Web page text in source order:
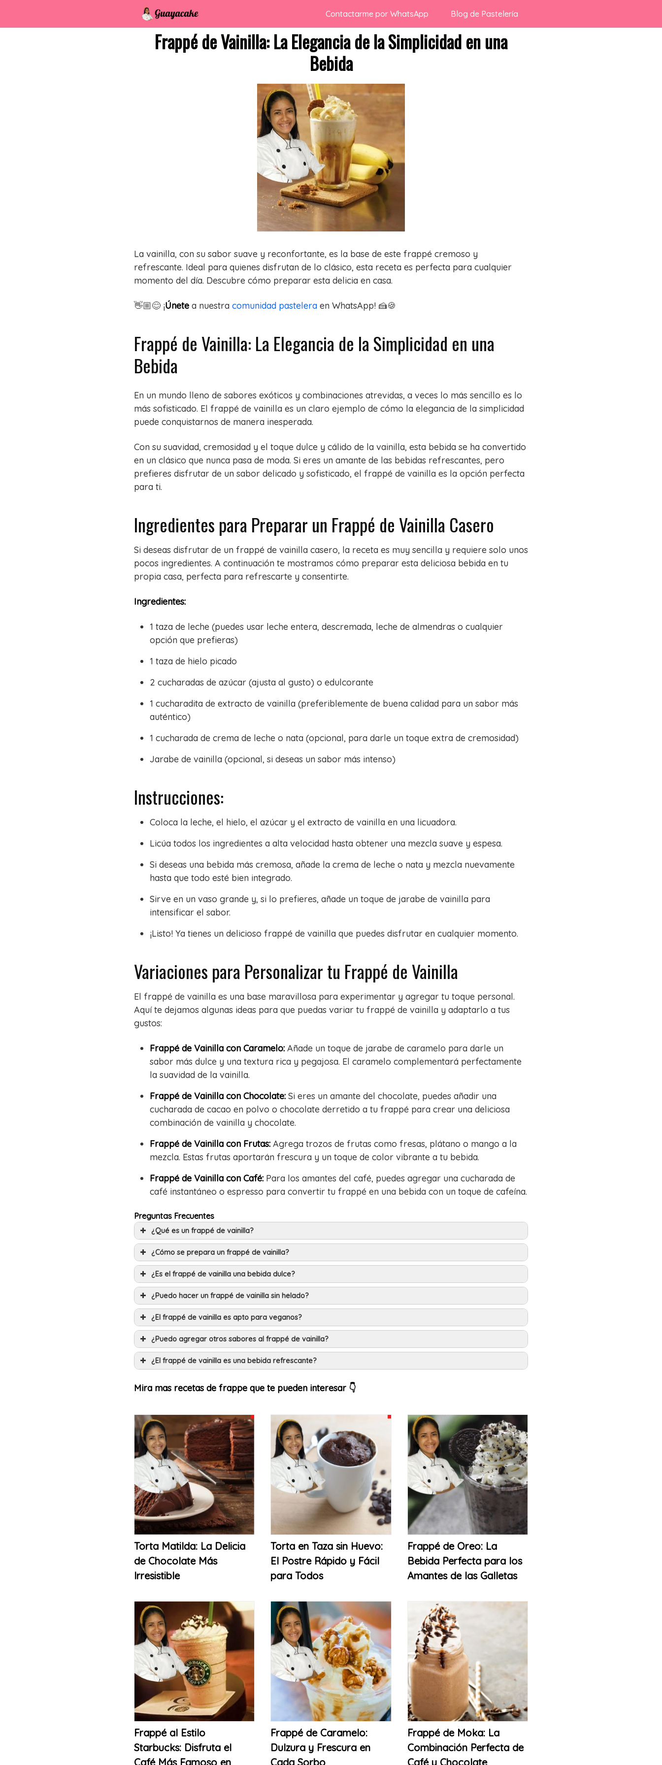
contenido
Contactarme por WhatsApp Blog de Pastelería
Frappé de Vainilla: La Elegancia de la Simplicidad en una
Bebida
La vainilla, con su sabor suave y reconfortante, es la base de este frappé cremoso y
refrescante. Ideal para quienes disfrutan de lo clásico, esta receta es perfecta para cualquier
momento del día. Descubre cómo preparar esta delicia en casa.
👋🏼😊 ¡Únete a nuestra comunidad pastelera en WhatsApp! 🍰🍪
Frappé de Vainilla: La Elegancia de la Simplicidad en una
Bebida
En un mundo lleno de sabores exóticos y combinaciones atrevidas, a veces lo más sencillo es lo
más sofisticado. El frappé de vainilla es un claro ejemplo de cómo la elegancia de la simplicidad
puede conquistarnos de manera inesperada.
Con su suavidad, cremosidad y el toque dulce y cálido de la vainilla, esta bebida se ha convertido
en un clásico que nunca pasa de moda. Si eres un amante de las bebidas refrescantes, pero
prefieres disfrutar de un sabor delicado y sofisticado, el frappé de vainilla es la opción perfecta
para ti.
Ingredientes para Preparar un Frappé de Vainilla Casero
Si deseas disfrutar de un frappé de vainilla casero, la receta es muy sencilla y requiere solo unos
pocos ingredientes. A continuación te mostramos cómo preparar esta deliciosa bebida en tu
propia casa, perfecta para refrescarte y consentirte.
Ingredientes:
1 taza de leche (puedes usar leche entera, descremada, leche de almendras o cualquier
opción que prefieras)
1 taza de hielo picado
2 cucharadas de azúcar (ajusta al gusto) o edulcorante
1 cucharadita de extracto de vainilla (preferiblemente de buena calidad para un sabor más
auténtico)
1 cucharada de crema de leche o nata (opcional, para darle un toque extra de cremosidad)
Jarabe de vainilla (opcional, si deseas un sabor más intenso)
Instrucciones:
Coloca la leche, el hielo, el azúcar y el extracto de vainilla en una licuadora.
Licúa todos los ingredientes a alta velocidad hasta obtener una mezcla suave y espesa.
Si deseas una bebida más cremosa, añade la crema de leche o nata y mezcla nuevamente
hasta que todo esté bien integrado.
Sirve en un vaso grande y, si lo prefieres, añade un toque de jarabe de vainilla para
intensificar el sabor.
¡Listo! Ya tienes un delicioso frappé de vainilla que puedes disfrutar en cualquier momento.
Variaciones para Personalizar tu Frappé de Vainilla
El frappé de vainilla es una base maravillosa para experimentar y agregar tu toque personal.
Aquí te dejamos algunas ideas para que puedas variar tu frappé de vainilla y adaptarlo a tus
gustos:
Frappé de Vainilla con Caramelo: Añade un toque de jarabe de caramelo para darle un
sabor más dulce y una textura rica y pegajosa. El caramelo complementará perfectamente
la suavidad de la vainilla.
Frappé de Vainilla con Chocolate: Si eres un amante del chocolate, puedes añadir una
cucharada de cacao en polvo o chocolate derretido a tu frappé para crear una deliciosa
combinación de vainilla y chocolate.
Frappé de Vainilla con Frutas: Agrega trozos de frutas como fresas, plátano o mango a la
mezcla. Estas frutas aportarán frescura y un toque de color vibrante a tu bebida.
Frappé de Vainilla con Café: Para los amantes del café, puedes agregar una cucharada de
café instantáneo o espresso para convertir tu frappé en una bebida con un toque de cafeína.
Preguntas Frecuentes
¿Qué es un frappé de vainilla?
¿Cómo se prepara un frappé de vainilla?
¿Es el frappé de vainilla una bebida dulce?
¿Puedo hacer un frappé de vainilla sin helado?
¿El frappé de vainilla es apto para veganos?
¿Puedo agregar otros sabores al frappé de vainilla?
¿El frappé de vainilla es una bebida refrescante?
Mira mas recetas de frappe que te pueden interesar 👇
Torta Matilda: La Delicia
de Chocolate Más
Irresistible
Torta en Taza sin Huevo:
El Postre Rápido y Fácil
para Todos
Frappé de Oreo: La
Bebida Perfecta para los
Amantes de las Galletas
Frappé al Estilo
Starbucks: Disfruta el
Café Más Famoso en
Frappé de Caramelo:
Dulzura y Frescura en
Cada Sorbo
Frappé de Moka: La
Combinación Perfecta de
Café y Chocolate